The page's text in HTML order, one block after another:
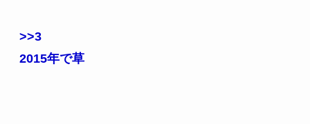
>>3
2015年で草